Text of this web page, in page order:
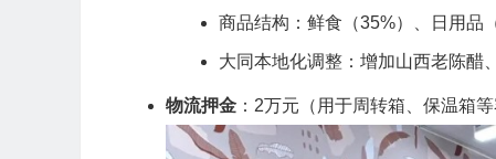
商品结构：鲜食（35%）、日用品
大同本地化调整：增加山西老陈醋
物流押金 ：2万元（用于周转箱、保温箱等